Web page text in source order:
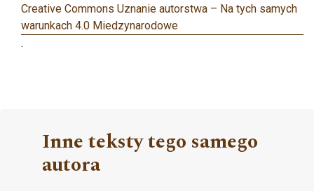
Creative Commons Uznanie autorstwa – Na tych samych
warunkach 4.0 Miedzynarodowe
.
Inne teksty tego samego
autora